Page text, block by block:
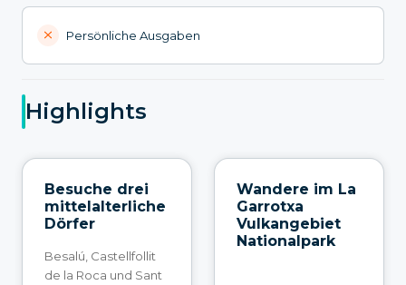
Persönliche Ausgaben
Highlights
Besuche drei
mittelalterliche
Dörfer
Besalú, Castellfollit
de la Roca und Sant
Wandere im La
Garrotxa
Vulkangebiet
Nationalpark